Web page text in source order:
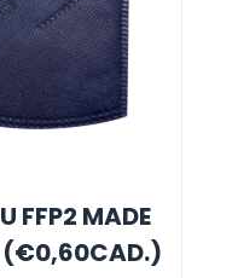
FFP2 MADE
(€0,60CAD.)